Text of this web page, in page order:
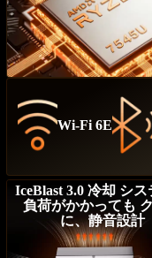
Wi-Fi 6E
IceBlast 3.0 冷却 シ
負荷がかかっても
に、静音設計